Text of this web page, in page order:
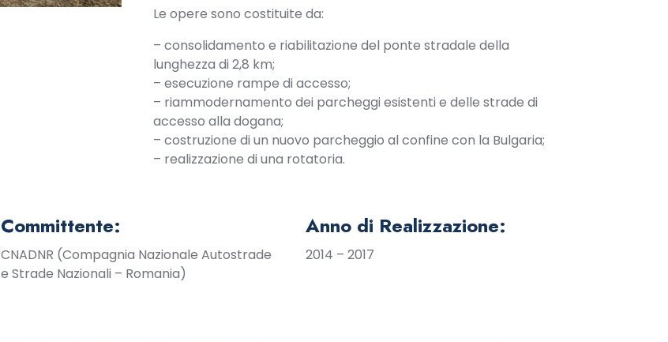
Le opere sono costituite da:
– consolidamento e riabilitazione del ponte stradale della
lunghezza di 2,8 km;
– esecuzione rampe di accesso;
– riammodernamento dei parcheggi esistenti e delle strade di
accesso alla dogana;
– costruzione di un nuovo parcheggio al confine con la Bulgaria;
– realizzazione di una rotatoria.
Committente:
CNADNR (Compagnia Nazionale Autostrade
e Strade Nazionali – Romania)
Anno di Realizzazione:
2014 – 2017